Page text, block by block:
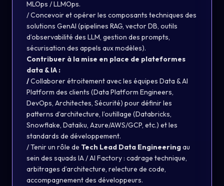
MLOps / LLMOps.
/ Concevoir et opérer les composants techniques des
solutions GenAI (pipelines RAG, vector DB, outils
d’observabilité des LLM, gestion des prompts,
sécurisation des appels aux modèles).
Contribuer à la mise en place de plateformes
data & IA :
/Collaborer étroitement avec les équipes Data & AI
Platform des clients (Data Platform Engineers,
DevOps, Architectes, Sécurité) pour définir les
patterns d’architecture, l’outillage (Databricks,
Snowflake, Dataiku, Azure/AWS/GCP, etc.) et les
standards de développement.
/ Tenir un rôle de Tech Lead Data Engineeringau
sein des squads IA / AI Factory : cadrage technique,
arbitrages d’architecture, relecture de code,
accompagnement des développeurs.